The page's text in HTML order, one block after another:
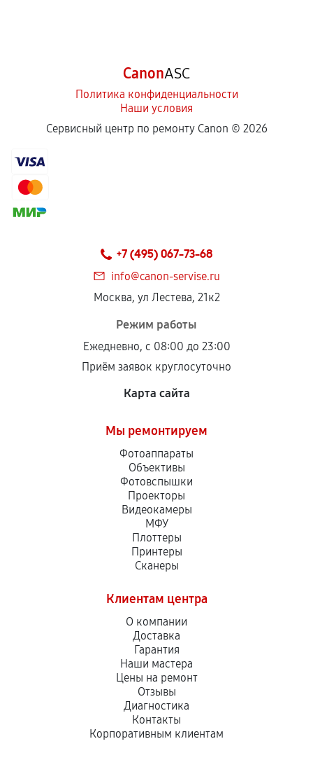
CanonASC
Политика конфиденциальности
Наши условия
Сервисный центр по ремонту Canon © 2026
+7 (495) 067-73-68
info@canon-servise.ru
Москва, ул Лестева, 21к2
Режим работы
Ежедневно, с 08:00 до 23:00
Приём заявок круглосуточно
Карта сайта
Мы ремонтируем
Фотоаппараты
Объективы
Фотовспышки
Проекторы
Видеокамеры
МФУ
Плоттеры
Принтеры
Сканеры
Клиентам центра
О компании
Доставка
Гарантия
Наши мастера
Цены на ремонт
Отзывы
Диагностика
Контакты
Корпоративным клиентам